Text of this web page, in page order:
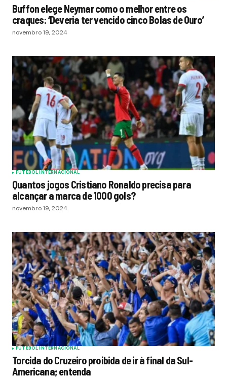
Buffon elege Neymar como o melhor entre os
craques: ‘Deveria ter vencido cinco Bolas de Ouro’
novembro 19, 2024
FUTEBOL INTERNACIONAL
Quantos jogos Cristiano Ronaldo precisa para
alcançar a marca de 1000 gols?
novembro 19, 2024
FUTEBOL INTERNACIONAL
Torcida do Cruzeiro proibida de ir à final da Sul-
Americana; entenda